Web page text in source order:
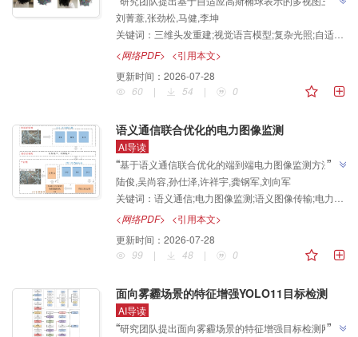
头发重建方法，结合视觉语言模型与三维高斯泼溅框
架，"能够在真实复杂场景中实现高精度的头发几何结
构建模及细节丰富、外观一致的纹理重建"，为复杂光
照与高复杂度发型条件下的三维重建提供了新方案。
刘菁薏,张劲松,马健,李坤
关键词： 三维头发重建;视觉语言模型;复杂光照;自适应密度控制;几何-纹理解耦
<网络PDF> <引用本文>
更新时间： 2026-07-28
60
| 54 | 0
语义通信联合优化的电力图像监测
AI导读
“基于语义通信联合优化的端到端电力图像监测方法，
探索了电力图像传输与识别联合优化课题，为解决噪声
干扰下监测效率低下问题提供解决方案。”
”
陆俊,吴尚容,孙仕泽,许祥宇,龚钢军,刘向军
关键词： 语义通信;电力图像监测;语义图像传输;电力图像识别;复杂电磁环境;联合训练;语义优化方向
<网络PDF> <引用本文>
更新时间： 2026-07-28
99
| 48 | 0
面向雾霾场景的特征增强YOLO11目标检测
AI导读
“研究团队提出面向雾霾场景的特征增强目标检测网络
”